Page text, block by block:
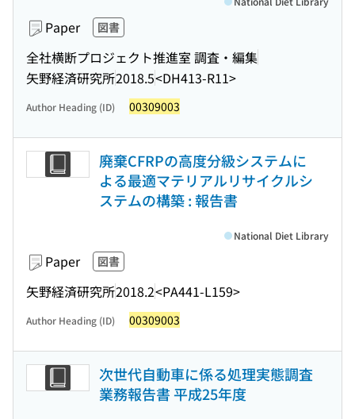
Paper 図書
全社横断プロジェクト推進室 調査・編集
矢野経済研究所2018.5<DH413-R11>
Author Heading (ID) 00309003
廃棄CFRPの高度分級システムに
よる最適マテリアルリサイクルシ
ステムの構築 : 報告書
Paper 図書
矢野経済研究所2018.2<PA441-L159>
National Diet Library
Author Heading (ID) 00309003
次世代自動車に係る処理実態調査
業務報告書 平成25年度